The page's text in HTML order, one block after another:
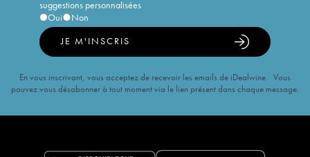
suggestions personnalisées
Oui
Non
JE M'INSCRIS
En vous inscrivant, vous acceptez de recevoir les emails de iDealwine. Vous
pouvez vous désabonner à tout moment via le lien présent dans chaque message.